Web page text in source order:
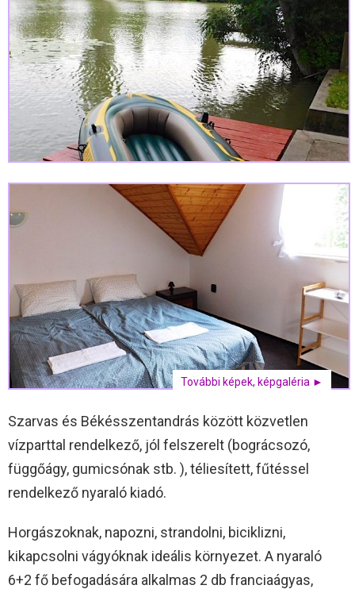
További képek, képgaléria ►
Szarvas és Békésszentandrás között közvetlen
vízparttal rendelkező, jól felszerelt (bográcsozó,
függőágy, gumicsónak stb. ), téliesített, fűtéssel
rendelkező nyaraló kiadó.
Horgászoknak, napozni, strandolni, biciklizni,
kikapcsolni vágyóknak ideális környezet. A nyaraló
6+2 fő befogadására alkalmas 2 db franciaágyas,